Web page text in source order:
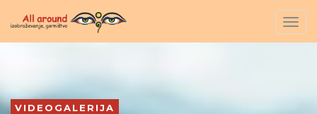
VIDEOGALERIJA